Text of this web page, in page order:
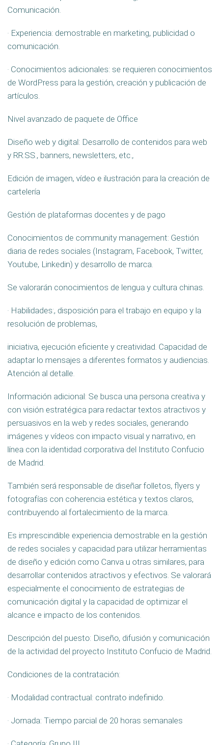
Comunicación.
· Experiencia: demostrable en marketing, publicidad o
comunicación.
· Conocimientos adicionales: se requieren conocimientos
de WordPress para la gestión, creación y publicación de
artículos.
Nivel avanzado de paquete de Office
Diseño web y digital: Desarrollo de contenidos para web
y RR.SS., banners, newsletters, etc.,
Edición de imagen, vídeo e ilustración para la creación de
cartelería
Gestión de plataformas docentes y de pago
Conocimientos de community management: Gestión
diaria de redes sociales (Instagram, Facebook, Twitter,
Youtube, Linkedin) y desarrollo de marca.
Se valorarán conocimientos de lengua y cultura chinas.
· Habilidades:, disposición para el trabajo en equipo y la
resolución de problemas,
iniciativa, ejecución eficiente y creatividad. Capacidad de
adaptar lo mensajes a diferentes formatos y audiencias.
Atención al detalle.
Información adicional: Se busca una persona creativa y
con visión estratégica para redactar textos atractivos y
persuasivos en la web y redes sociales, generando
imágenes y vídeos con impacto visual y narrativo, en
línea con la identidad corporativa del Instituto Confucio
de Madrid.
También será responsable de diseñar folletos, flyers y
fotografías con coherencia estética y textos claros,
contribuyendo al fortalecimiento de la marca.
Es imprescindible experiencia demostrable en la gestión
de redes sociales y capacidad para utilizar herramientas
de diseño y edición como Canva u otras similares, para
desarrollar contenidos atractivos y efectivos. Se valorará
especialmente el conocimiento de estrategias de
comunicación digital y la capacidad de optimizar el
alcance e impacto de los contenidos.
Descripción del puesto: Diseño, difusión y comunicación
de la actividad del proyecto Instituto Confucio de Madrid.
Condiciones de la contratación:
· Modalidad contractual: contrato indefinido.
· Jornada: Tiempo parcial de 20 horas semanales